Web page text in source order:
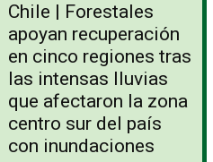
Chile | Forestales
apoyan recuperación
en cinco regiones tras
las intensas lluvias
que afectaron la zona
centro sur del país
con inundaciones